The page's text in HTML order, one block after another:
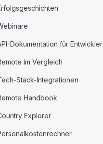
Dokumentation für Entwickler
im Vergleich
Stack-Integrationen
Handbook
Explorer